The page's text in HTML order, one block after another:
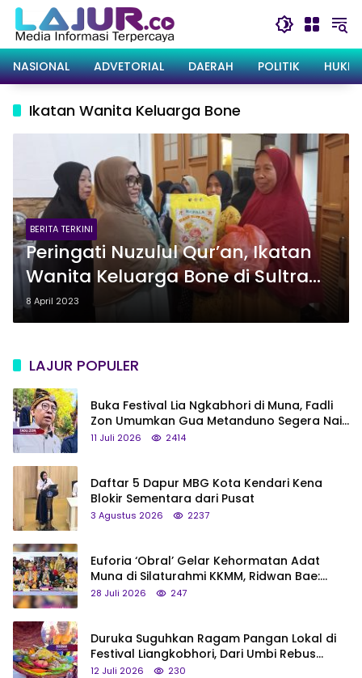
Langsung
konten
NASIONAL
ADVETORIAL DAERAH POLITIK
Ikatan Wanita Keluarga Bone
BERITA TERKINI
Peringati Nuzulul Qur’an, Ikatan
Wanita Keluarga Bone di Sultra
Berbagi Paket Sembako
8 April 2023
LAJUR POPULER
Buka Festival Lia Ngkabhori di Muna, Fadli
Zon Umumkan Gua Metanduno Segera Naik
Status Jadi Cagar Budaya Nasional
11 Juli 2026 2414
Daftar 5 Dapur MBG Kota Kendari Kena
Blokir Sementara dari Pusat
3 Agustus 2026 2237
Euforia ‘Obral’ Gelar Kehormatan Adat
Muna di Silaturahmi KKMM, Ridwan Bae:
Saya Bukan Tipe Begitu, Belum Pantas!
28 Juli 2026 247
Duruka Suguhkan Ragam Pangan Lokal di
Festival Liangkobhori, Dari Umbi Rebus
hingga Tumpeng Beras Muna
12 Juli 2026 230